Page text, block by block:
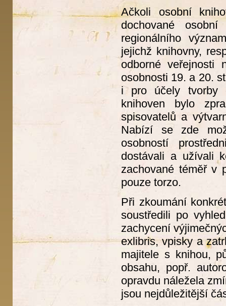
Ačkoli osobní
dochované
regionálního
jejichž knihovny,
odborné veřejnosti
osobnosti 19. a 20.
i pro účely tvorby
knihoven bylo
spisovatelů a
Nabízí se zde
osobností
dostávali a užívali
zachované téměř v
pouze torzo.
Při zkoumání
soustředili po
zachycení
exlibris, vpisky a
majitele s knihou,
obsahu, popř.
opravdu náležela
jsou nejdůležitější